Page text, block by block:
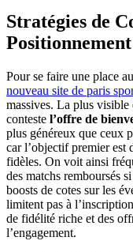
Stratégies de
Pour se faire une place
nouveau site de paris
massives. La plus visible
conteste l’offre de
plus généreux que ceux
car l’objectif premier est
fidèles. On voit ainsi
des matchs remboursés
boosts de cotes sur les
limitent pas à
de fidélité riche et des
l’engagement.